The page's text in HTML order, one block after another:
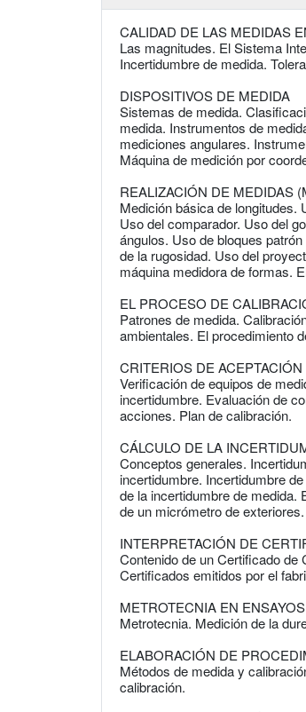
CALIDAD DE LAS MEDIDAS
Las magnitudes. El Sistema
Incertidumbre de medida.
DISPOSITIVOS DE MEDIDA
Sistemas de medida.
medida. Instrumentos de
mediciones angulares.
Máquina de medición por
REALIZACIÓN DE MEDIDAS
Medición básica de longitudes.
Uso del comparador. Uso del
ángulos. Uso de bloques
de la rugosidad. Uso del
máquina medidora de formas.
EL PROCESO DE
Patrones de medida.
ambientales. El procedimiento
CRITERIOS DE
Verificación de equipos de
incertidumbre. Evaluación de
acciones. Plan de calibración.
CÁLCULO DE LA
Conceptos generales.
incertidumbre. Incertidumbre
de la incertidumbre de medida.
de un micrómetro de exteriores.
INTERPRETACIÓN DE
Contenido de un Certificado de
Certificados emitidos por el
METROTECNIA EN
Metrotecnia. Medición de la
ELABORACIÓN DE
Métodos de medida y
calibración.